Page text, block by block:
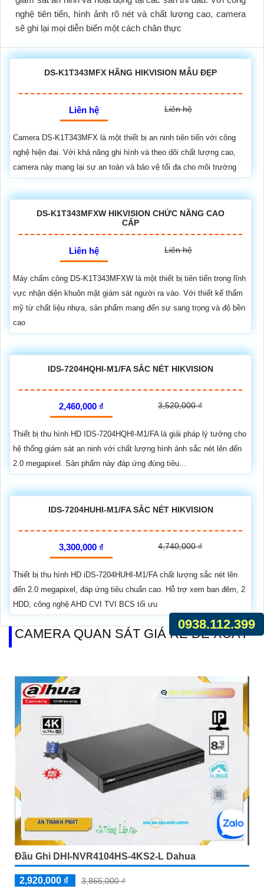
nghệ tiên tiến, hình ảnh rõ nét và chất lượng cao, camera
sẽ ghi lại mọi diễn biến một cách chân thực
DS-K1T343MFX HÃNG HIKVISION MẪU ĐẸP
Liên hệ Liên hệ
Camera DS-K1T343MFX là một thiết bị an ninh tiên tiến với công
nghệ hiện đại. Với khả năng ghi hình và theo dõi chất lượng cao,
camera này mang lại sự an toàn và bảo vệ tối đa cho môi trường
DS-K1T343MFXW HIKVISION CHỨC NĂNG CAO
CẤP
Liên hệ Liên hệ
Máy chấm công DS-K1T343MFXW là một thiết bị tiên tiến trong lĩnh
vực nhận diện khuôn mặt giám sát người ra vào. Với thiết kế thẩm
mỹ từ chất liệu nhựa, sản phẩm mang đến sự sang trọng và độ bền
cao
IDS-7204HQHI-M1/FA SẮC NÉT HIKVISION
2,460,000 ₫ 3,520,000 ₫
Thiết bị thu hình HD IDS-7204HQHI-M1/FA là giải pháp lý tưởng cho
hệ thống giám sát an ninh với chất lượng hình ảnh sắc nét lên đến
2.0 megapixel. Sản phẩm này đáp ứng đúng tiêu...
IDS-7204HUHI-M1/FA SẮC NÉT HIKVISION
3,300,000 ₫ 4,740,000 ₫
Thiết bị thu hình HD iDS-7204HUHI-M1/FA chất lượng sắc nét lên
đến 2.0 megapixel, đáp ứng tiêu chuẩn cao. Hỗ trợ xem ban đêm, 2
HDD, công nghệ AHD CVI TVI BCS tối ưu
CAMERA QUAN SÁT GIÁ RẺ ĐỀ XUẤT
Đầu Ghi DHI-NVR4104HS-4KS2-L Dahua
2,920,000 ₫ 3,865,000 ₫
0938.112.399